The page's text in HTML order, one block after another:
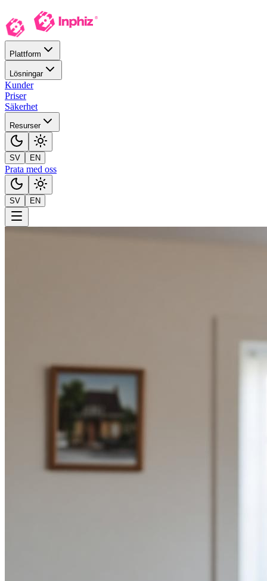
Plattform
Lösningar
Kunder
Priser
Säkerhet
Resurser
SV EN
Prata med oss
SV EN